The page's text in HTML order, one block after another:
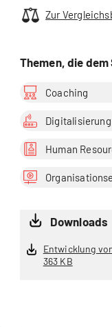
Zur
Themen, die
Coaching
Digitalisierung
Human
Downloads
Entwicklung
363 KB